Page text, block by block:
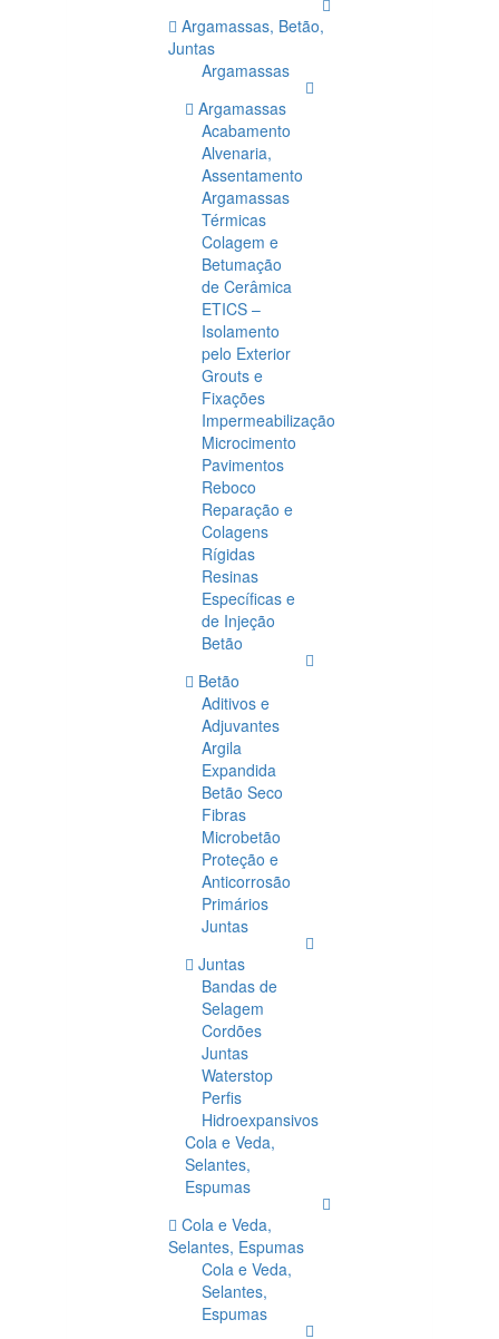
Argamassas, Betão,
Juntas
Argamassas
Argamassas
Acabamento
Alvenaria,
Assentamento
Argamassas
Térmicas
Colagem e
Betumação
de Cerâmica
ETICS –
Isolamento
pelo Exterior
Grouts e
Fixações
Impermeabilização
Microcimento
Pavimentos
Reboco
Reparação e
Colagens
Rígidas
Resinas
Específicas e
de Injeção
Betão
Betão
Aditivos e
Adjuvantes
Argila
Expandida
Betão Seco
Fibras
Microbetão
Proteção e
Anticorrosão
Primários
Juntas
Juntas
Bandas de
Selagem
Cordões
Juntas
Waterstop
Perfis
Hidroexpansivos
Cola e Veda,
Selantes,
Espumas
Cola e Veda,
Selantes, Espumas
Cola e Veda,
Selantes,
Espumas